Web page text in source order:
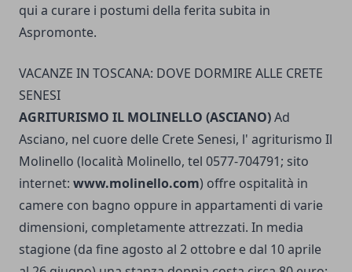
qui a curare i postumi della ferita subita in
Aspromonte.
VACANZE IN TOSCANA: DOVE DORMIRE ALLE CRETE
SENESI
AGRITURISMO IL MOLINELLO (ASCIANO)Ad
Asciano, nel cuore delle Crete Senesi, l' agri­turismo Il
Molinello (località Molinello, tel 0577-704791; sito
internet: www.molinello.com) offre ospitalità in
camere con bagno oppure in appartamenti di varie
dimensioni, completamente attrezzati. In media
stagione (da fine agosto al 2 ottobre e dal 10 aprile